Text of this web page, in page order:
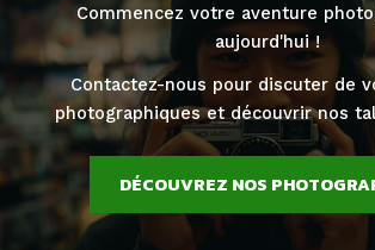
Commencez votre aventure
aujourd'hui !
Contactez-nous pour discuter de
photographiques et découvrir nos
DÉCOUVREZ NOS